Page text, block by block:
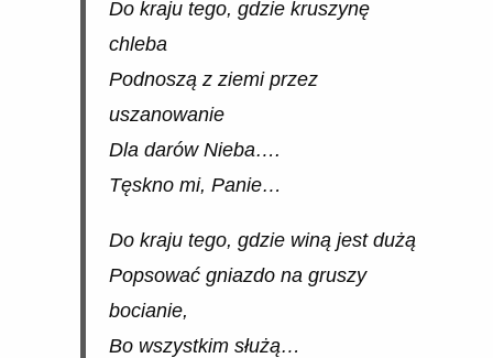
Do kraju tego, gdzie kruszynę
chleba
Podnoszą z ziemi przez
uszanowanie
Dla darów Nieba….
Tęskno mi, Panie…
Do kraju tego, gdzie winą jest dużą
Popsować gniazdo na gruszy
bocianie,
Bo wszystkim służą…